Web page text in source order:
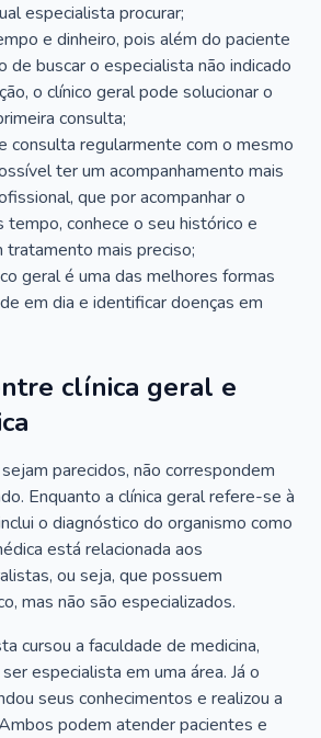
especialista procurar;
e dinheiro, pois além do paciente
de buscar o especialista não indicado
o clínico geral pode solucionar o
consulta;
consulta regularmente com o mesmo
ter um acompanhamento mais
que por acompanhar o
tempo, conhece o seu histórico e
tratamento mais preciso;
geral é uma das melhores formas
em dia e identificar doenças em
clínica geral e
parecidos, não correspondem
Enquanto a clínica geral refere-se à
o diagnóstico do organismo como
está relacionada aos
ou seja, que possuem
mas não são especializados.
cursou a faculdade de medicina,
especialista em uma área. Já o
seus conhecimentos e realizou a
podem atender pacientes e